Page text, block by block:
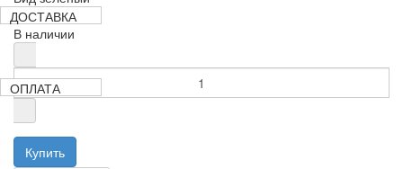
980 руб
В наличии
ДОСТАВКА
ОПЛАТА